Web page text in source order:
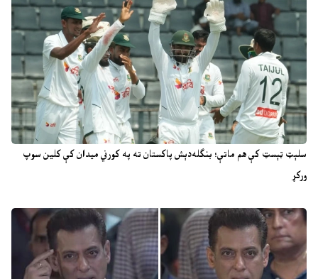
سلېټ ټېسټ کې هم ماتې؛ بنګله‌دېش پاکستان ته په کورني میدان کې کلین سوپ
ورکړ